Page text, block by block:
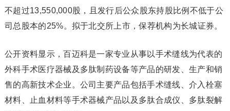
不超过13,550,000股，且发行后公众股东持股比例不低于公
司总股本的25%。拟于北交所上市，保荐机构为长城证券。
公开资料显示，百迈科是一家专业从事以手术缝线为代表的
外科手术医疗器械及多肽制药设备等产品的研发、生产和销
售的高新技术企业。公司主要产品包括手术缝线、介入栓塞
材料、止血材料等手术器械产品以及多肽合成仪、多肽裂解